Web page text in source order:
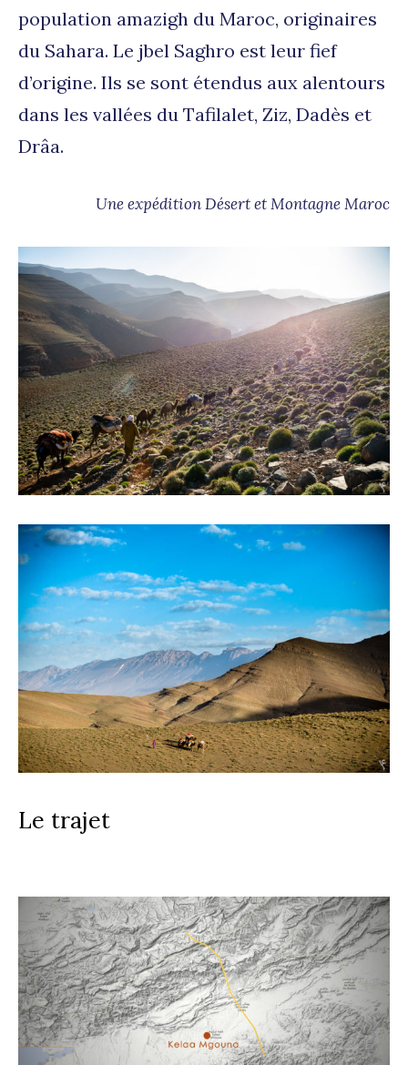
population amazigh du Maroc, originaires
du Sahara. Le jbel Saghro est leur fief
d’origine. Ils se sont étendus aux alentours
dans les vallées du Tafilalet, Ziz, Dadès et
Drâa.
Une expédition Désert et Montagne Maroc
Le trajet